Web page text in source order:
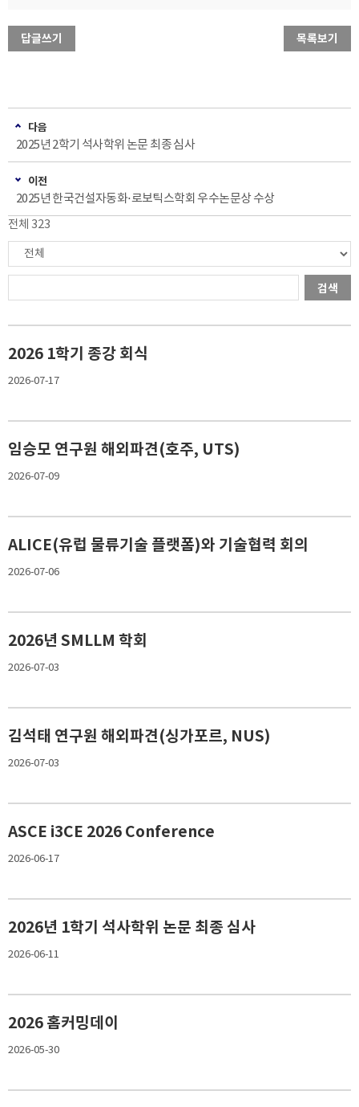
답글쓰기 목록보기
다음
2025년 2학기 석사학위 논문 최종 심사
이전
2025년 한국건설자동화⋅로보틱스학회 우수논문상 수상
전체 323
검색
2026 1학기 종강 회식
2026-07-17
임승모 연구원 해외파견(호주, UTS)
2026-07-09
ALICE(유럽 물류기술 플랫폼)와 기술협력 회의
2026-07-06
2026년 SMLLM 학회
2026-07-03
김석태 연구원 해외파견(싱가포르, NUS)
2026-07-03
ASCE i3CE 2026 Conference
2026-06-17
2026년 1학기 석사학위 논문 최종 심사
2026-06-11
2026 홈커밍데이
2026-05-30